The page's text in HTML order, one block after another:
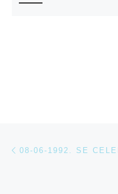
Navegación